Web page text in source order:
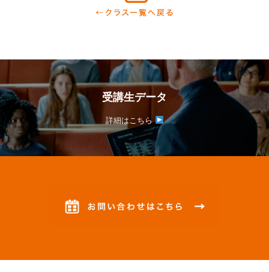
受講生データ
詳細はこちら